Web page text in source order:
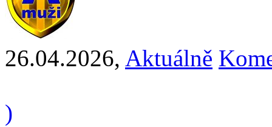
26.04.2026, Aktuálně
)